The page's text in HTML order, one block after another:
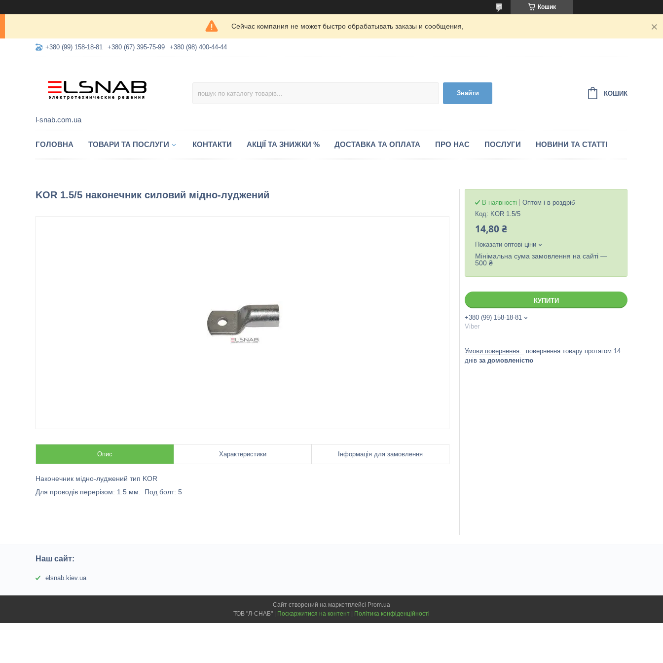
Кошик
Сейчас компания не может быстро обрабатывать заказы и сообщения,
+380 (99) 158-18-81 +380 (67) 395-75-99 +380 (98) 400-44-44
l-snab.com.ua
Знайти КОШИК
ГОЛОВНА ТОВАРИ ТА ПОСЛУГИ КОНТАКТИ АКЦІЇ ТА ЗНИЖКИ % ДОСТАВКА ТА ОПЛАТА ПРО НАС ПОСЛУГИ НОВИНИ ТА СТАТТІ
KOR 1.5/5 наконечник силовий мідно-луджений
Опис Характеристики Інформація для замовлення
Наконечник мідно-луджений тип KOR
Для проводів перерізом: 1.5 мм. Под болт: 5
В наявності
Оптом і в роздріб
Код: KOR 1.5/5
14,80 ₴
Показати оптові ціни
Мінімальна сума замовлення на сайті —
500 ₴
КУПИТИ
+380 (99) 158-18-81
Viber
повернення товару протягом 14
днів за домовленістю
Наш сайт:
elsnab.kiev.ua
Сайт створений на маркетплейсі Prom.ua
Поскаржитися на контент Політика конфіденційності